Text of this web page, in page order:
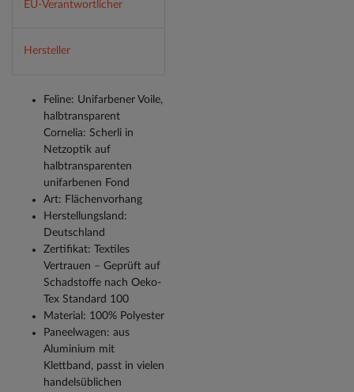
EU-Verantwortlicher
Hersteller
Feline: Unifarbener Voile,
halbtransparent
Cornelia: Scherli in
Netzoptik auf
halbtransparenten
unifarbenen Fond
Art: Flächenvorhang
Herstellungsland:
Deutschland
Zertifikat: Textiles
Vertrauen – Geprüft auf
Schadstoffe nach Oeko-
Tex Standard 100
Material: 100% Polyester
Paneelwagen: aus
Aluminium mit
Klettband, passt in vielen
handelsüblichen